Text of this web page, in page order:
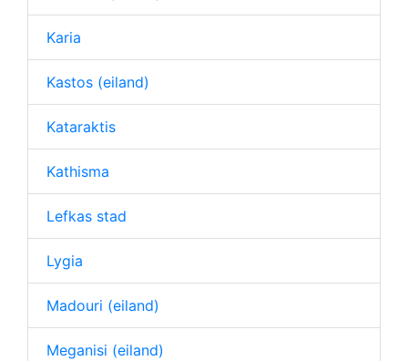
Karia
Kastos (eiland)
Kataraktis
Kathisma
Lefkas stad
Lygia
Madouri (eiland)
Meganisi (eiland)